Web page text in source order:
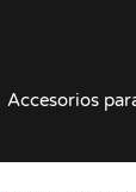
Accesorios